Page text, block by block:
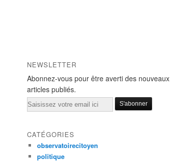
NEWSLETTER
Abonnez-vous pour être averti des nouveaux
articles publiés.
Email
CATÉGORIES
observatoirecitoyen
politique